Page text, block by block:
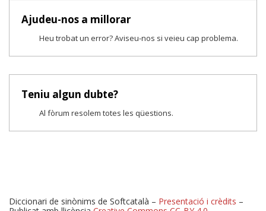
Ajudeu-nos a millorar
Heu trobat un error? Aviseu-nos si veieu cap problema.
Teniu algun dubte?
Al fòrum resolem totes les qüestions.
Diccionari de sinònims de Softcatalà – Presentació i crèdits –